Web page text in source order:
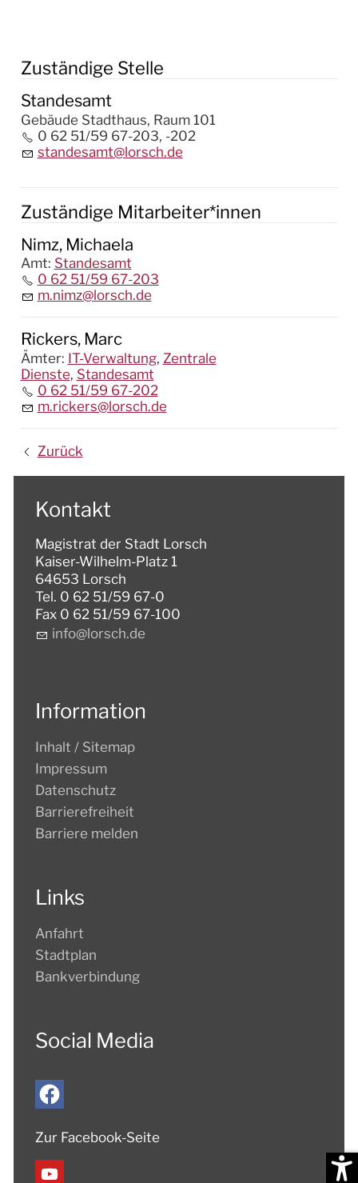
Zuständige Stelle
Standesamt
Gebäude Stadthaus, Raum 101
0 62 51/59 67-203, -202
standesamt@lorsch.de
Zuständige Mitarbeiter*innen
Nimz, Michaela
Amt: Standesamt
0 62 51/59 67-203
m.nimz@lorsch.de
Rickers, Marc
Ämter: IT-Verwaltung, Zentrale
Dienste, Standesamt
0 62 51/59 67-202
m.rickers@lorsch.de
Zurück
Kontakt
Magistrat der Stadt Lorsch
Kaiser-Wilhelm-Platz 1
64653 Lorsch
Tel. 0 62 51/59 67-0
Fax 0 62 51/59 67-100
nf
l rsch d
Information
Inhalt / Sitemap
Impressum
Datenschutz
Barrierefreiheit
Barriere melden
Links
Anfahrt
Stadtplan
Bankverbindung
Social Media
Zur Facebook-Seite